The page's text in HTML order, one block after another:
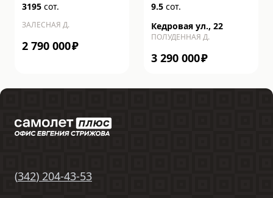
3195 сот.
ЗАЛЕСНАЯ Д.
2 790 000₽
9.5 сот.
Кедровая ул., 22
ПОЛУДЕННАЯ Д.
3 290 000₽
(342) 204-43-53